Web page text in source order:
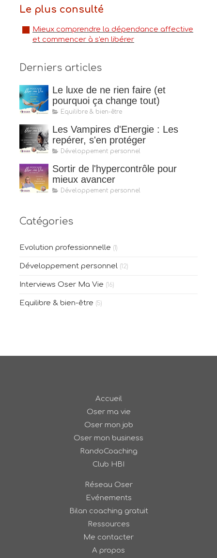
Le plus consulté
Mieux comprendre la dépendance affective
et commencer à s'en libérer
Derniers articles
Le luxe de ne rien faire (et
pourquoi ça change tout)
Equilibre & bien-être
Les Vampires d'Energie : Les
repérer, s'en protéger
Développement personnel
Sortir de l'hypercontrôle pour
mieux avancer
Développement personnel
Catégories
Evolution professionnelle (1)
Développement personnel (12)
Interviews Oser Ma Vie (16)
Equilibre & bien-être (5)
Accueil
Oser ma vie
Oser mon job
Oser mon business
RandoCoaching
Club HBI
Réseau Oser
Evénements
Bilan coaching gratuit
Ressources
Me contacter
A propos